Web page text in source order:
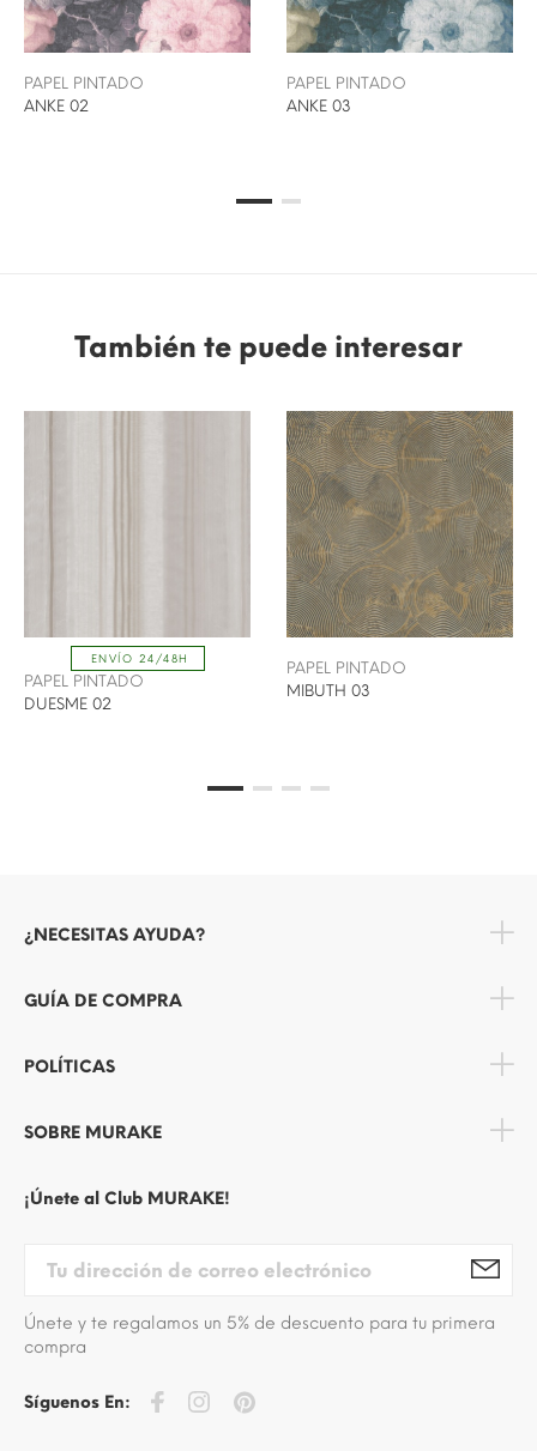
PAPEL PINTADO
ANKE 02
PAPEL PINTADO
ANKE 03
También te puede interesar
ENVÍO 24/48H
PAPEL PINTADO
DUESME 02
PAPEL PINTADO
MIBUTH 03
¿NECESITAS AYUDA?
GUÍA DE COMPRA
POLÍTICAS
SOBRE MURAKE
¡Únete al Club MURAKE!
Únete y te regalamos un 5% de descuento para tu primera
compra
Síguenos En: